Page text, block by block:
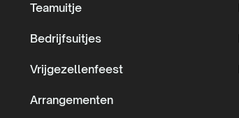
Teamuitje
Bedrijfsuitjes
Vrijgezellenfeest
Arrangementen